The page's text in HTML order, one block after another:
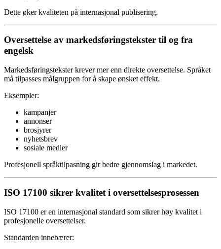
Dette øker kvaliteten på internasjonal publisering.
Oversettelse av markedsføringstekster til og fra
engelsk
Markedsføringstekster krever mer enn direkte oversettelse. Språket
må tilpasses målgruppen for å skape ønsket effekt.
Eksempler:
kampanjer
annonser
brosjyrer
nyhetsbrev
sosiale medier
Profesjonell språktilpasning gir bedre gjennomslag i markedet.
ISO 17100 sikrer kvalitet i oversettelsesprosessen
ISO 17100 er en internasjonal standard som sikrer høy kvalitet i
profesjonelle oversettelser.
Standarden innebærer: